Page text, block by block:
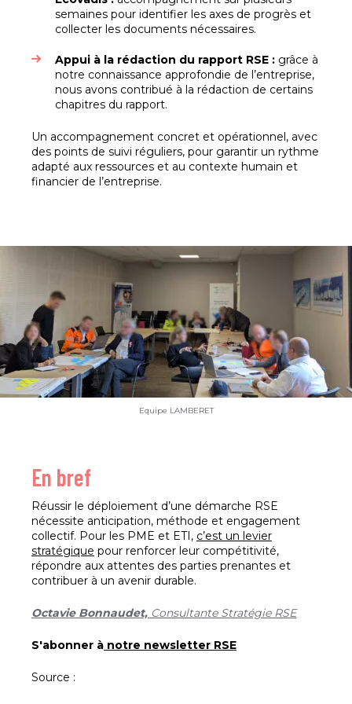
Equipe LAMBERET
semaines pour identifier les axes de progrès et
collecter les documents nécessaires.
Appui à la rédaction du rapport RSE : grâce à
notre connaissance approfondie de l’entreprise,
nous avons contribué à la rédaction de certains
chapitres du rapport.
Un accompagnement concret et opérationnel, avec
des points de suivi réguliers, pour garantir un rythme
adapté aux ressources et au contexte humain et
financier de l’entreprise.
En bref
Réussir le déploiement d’une démarche RSE
nécessite anticipation, méthode et engagement
collectif. Pour les PME et ETI, c’est un levier
stratégique pour renforcer leur compétitivité,
répondre aux attentes des parties prenantes et
contribuer à un avenir durable.
Octavie Bonnaudet, Consultante Stratégie RSE
S'abonner à notre newsletter RSE
Source :